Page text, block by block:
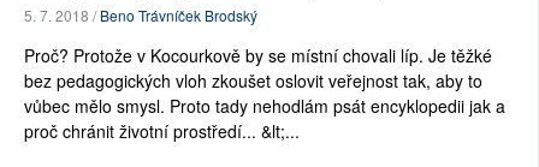
5. 7. 2018 /Beno Trávníček Brodský
Proč? Protože v Kocourkově by se místní chovali líp. Je těžké
bez pedagogických vloh zkoušet oslovit veřejnost tak, aby to
vůbec mělo smysl. Proto tady nehodlám psát encyklopedii jak a
proč chránit životní prostředí... &lt;...